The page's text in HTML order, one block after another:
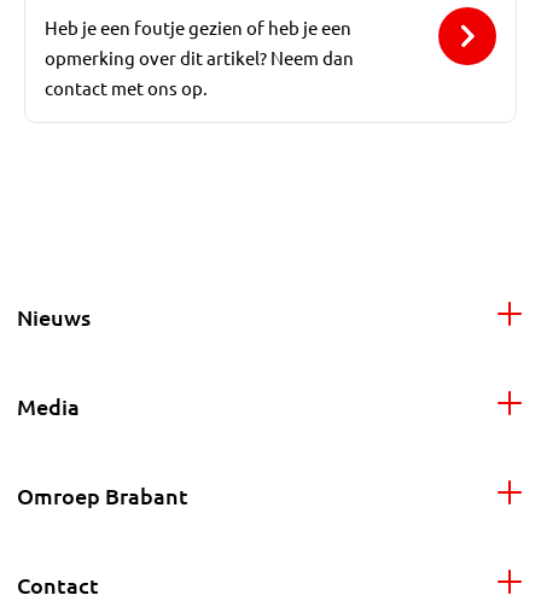
Heb je een foutje gezien of heb je een
opmerking over dit artikel? Neem dan
contact met ons op.
Nieuws
Media
Omroep Brabant
Contact